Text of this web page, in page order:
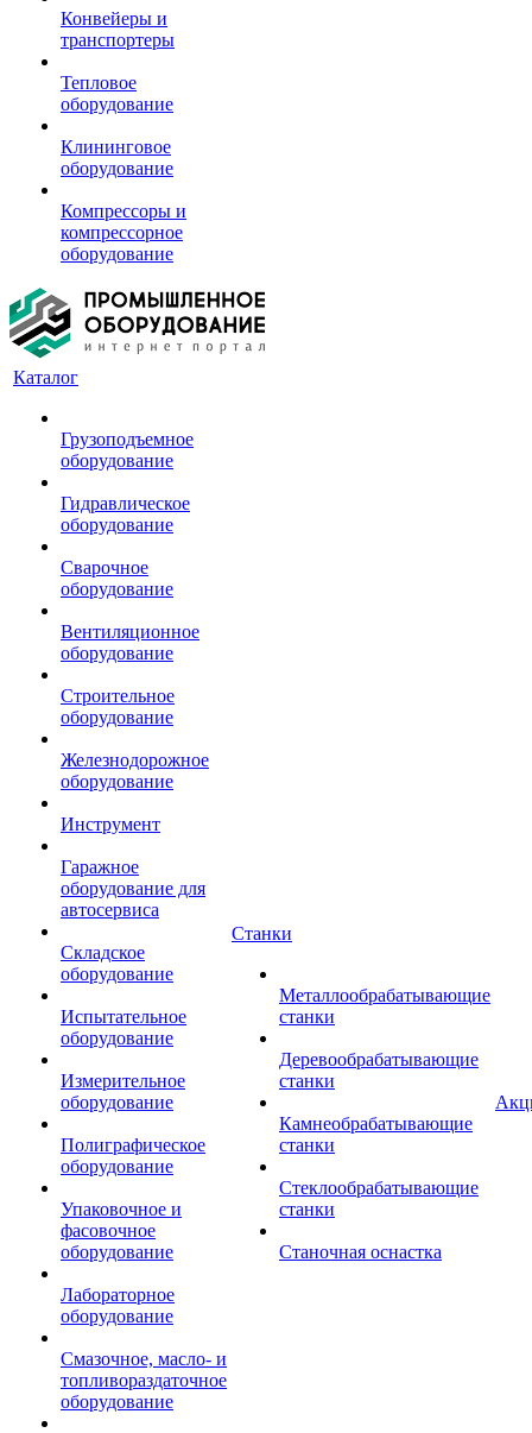
Конвейеры и
транспортеры
Тепловое
оборудование
Клининговое
оборудование
Компрессоры и
компрессорное
оборудование
Каталог
Грузоподъемное
оборудование
Гидравлическое
оборудование
Сварочное
оборудование
Вентиляционное
оборудование
Строительное
оборудование
Железнодорожное
оборудование
Инструмент
Гаражное
оборудование для
автосервиса
Складское
оборудование
Испытательное
оборудование
Измерительное
оборудование
Полиграфическое
оборудование
Упаковочное и
фасовочное
оборудование
Лабораторное
оборудование
Смазочное, масло- и
топливораздаточное
оборудование
Станки
Металлообрабатывающие
станки
Деревообрабатывающие
станки
Камнеобрабатывающие
станки
Стеклообрабатывающие
станки
Станочная оснастка